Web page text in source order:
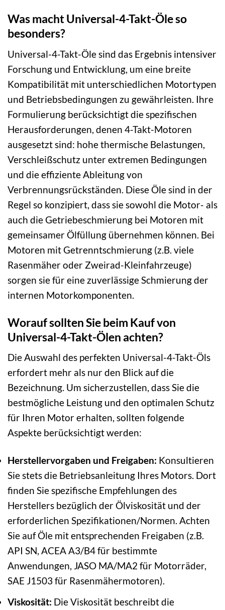
Was macht Universal-4-Takt-Öle so
besonders?
Universal-4-Takt-Öle sind das Ergebnis intensiver
Forschung und Entwicklung, um eine breite
Kompatibilität mit unterschiedlichen Motortypen
und Betriebsbedingungen zu gewährleisten. Ihre
Formulierung berücksichtigt die spezifischen
Herausforderungen, denen 4-Takt-Motoren
ausgesetzt sind: hohe thermische Belastungen,
Verschleißschutz unter extremen Bedingungen
und die effiziente Ableitung von
Verbrennungsrückständen. Diese Öle sind in der
Regel so konzipiert, dass sie sowohl die Motor- als
auch die Getriebeschmierung bei Motoren mit
gemeinsamer Ölfüllung übernehmen können. Bei
Motoren mit Getrenntschmierung (z.B. viele
Rasenmäher oder Zweirad-Kleinfahrzeuge)
sorgen sie für eine zuverlässige Schmierung der
internen Motorkomponenten.
Worauf sollten Sie beim Kauf von
Universal-4-Takt-Ölen achten?
Die Auswahl des perfekten Universal-4-Takt-Öls
erfordert mehr als nur den Blick auf die
Bezeichnung. Um sicherzustellen, dass Sie die
bestmögliche Leistung und den optimalen Schutz
für Ihren Motor erhalten, sollten folgende
Aspekte berücksichtigt werden:
Herstellervorgaben und Freigaben: Konsultieren
Sie stets die Betriebsanleitung Ihres Motors. Dort
finden Sie spezifische Empfehlungen des
Herstellers bezüglich der Ölviskosität und der
erforderlichen Spezifikationen/Normen. Achten
Sie auf Öle mit entsprechenden Freigaben (z.B.
API SN, ACEA A3/B4 für bestimmte
Anwendungen, JASO MA/MA2 für Motorräder,
SAE J1503 für Rasenmähermotoren).
Viskosität: Die Viskosität beschreibt die